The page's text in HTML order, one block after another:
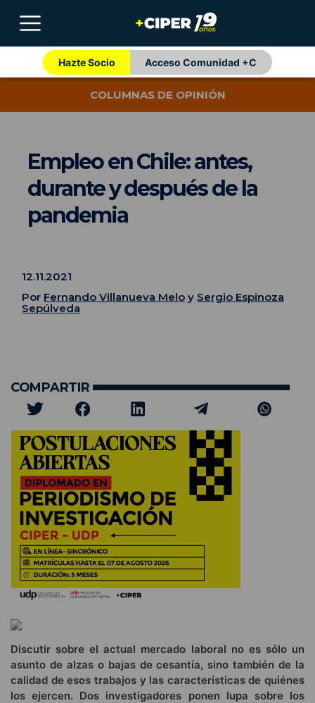
Hazte Socio Acceso Comunidad +C
COLUMNAS DE OPINIÓN
Empleo en Chile: antes,
durante y después de la
pandemia
12.11.2021
Por Fernando Villanueva Melo y Sergio Espinoza
Sepúlveda
COMPARTIR
Discutir sobre el actual mercado laboral no es sólo un
asunto de alzas o bajas de cesantía, sino también de la
calidad de esos trabajos y las características de quiénes
los ejercen. Dos investigadores ponen lupa sobre los